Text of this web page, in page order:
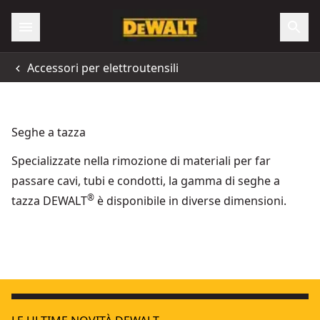
Accessori per elettroutensili
Seghe a tazza
Specializzate nella rimozione di materiali per far
passare cavi, tubi e condotti, la gamma di seghe a
tazza DEWALT® è disponibile in diverse dimensioni.